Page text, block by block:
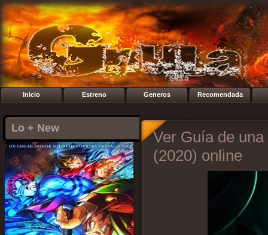
Inicio Estreno Generos Recomendada
Lo + New
Ver Guía de
(2020) online